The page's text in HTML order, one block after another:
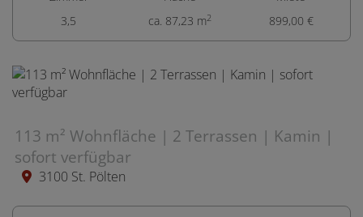
3,5
ca. 87,23 m2
899,00 €
113 m² Wohnfläche | 2 Terrassen | Kamin |
sofort verfügbar
3100 St. Pölten